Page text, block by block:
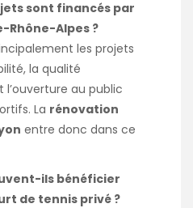
sont financés par
Rhône-Alpes ?
les projets
la qualité
au public
La rénovation
entre donc dans ce
ils bénéficier
de tennis privé ?